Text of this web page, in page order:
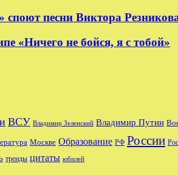
песни Виктора
«Ничего не бойся, я с тобой»
ВСУ Владимир Зеленский Владимир Путин
Москве Образование РФ России
тренды цитаты юбилей